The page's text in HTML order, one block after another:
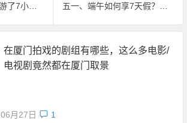
史上最笨私渡客：游了7小时以为到了金门，结果一看是厦门
在厦门拍戏的剧组有哪些，这么多电影/
电视剧竟然都在厦门取景
06月27日 1